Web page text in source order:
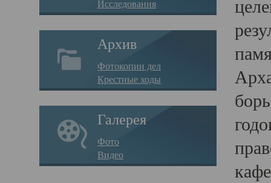
Исследования
Архив
Фотокопии дел
Крестные ходы
Галерея
Фото
Видео